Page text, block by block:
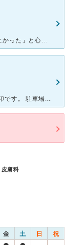
何度か通院していますが、毎回「ここを選んでよかった」と心から思える整形外科です。 先生は症状だけを見るのではなく、日常生活や仕事、これまでの経過まで含めて丁寧に話を聞いてくださいます。こちらが不
昨年、こちらに移転しました。 茶色い建物が目印です。 駐車場は、病院前に数台と、病院から道を挟んだところに、多数停められる駐車場があります。 ただ、車どおりが多いことと、少し坂になっているので、
膚科
金 土 日 祝